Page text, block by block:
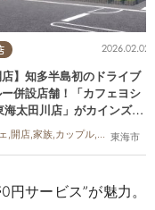
東海市
2026.02.02
店】知多半島初のドライブ
ー併設店舗！「カフェヨシ
海太田川店」がカインズ敷
に3/25(水)オープン
カフェ,開店,家族,カップル,おひとりさま,友人
サービス”が魅力。